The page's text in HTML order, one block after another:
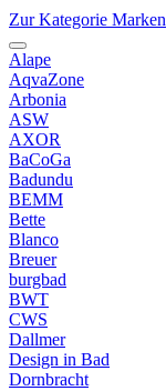
Zur Kategorie Marken
Alape
AqvaZone
Arbonia
ASW
AXOR
BaCoGa
Badundu
BEMM
Bette
Blanco
Breuer
burgbad
BWT
CWS
Dallmer
Design in Bad
Dornbracht